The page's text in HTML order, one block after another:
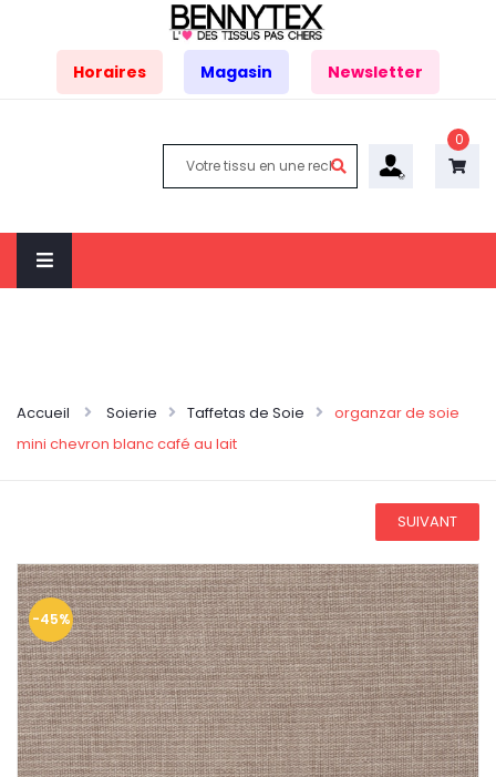
Horaires Magasin Newsletter
0
Accueil Soierie Taffetas de Soie
organzar de soie
mini chevron blanc café au lait
SUIVANT
-45%